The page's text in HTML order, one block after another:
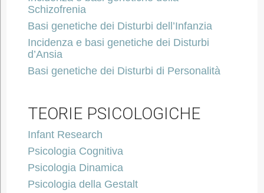
Schizofrenia
Basi genetiche dei Disturbi dell’Infanzia
Incidenza e basi genetiche dei Disturbi
d’Ansia
Basi genetiche dei Disturbi di Personalità
TEORIE PSICOLOGICHE
Infant Research
Psicologia Cognitiva
Psicologia Dinamica
Psicologia della Gestalt